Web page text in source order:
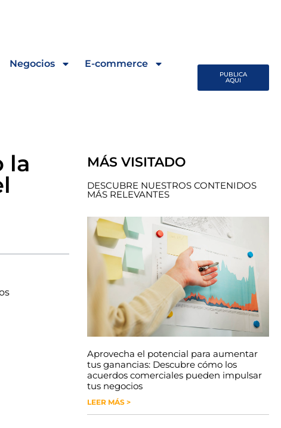
Negocios E-commerce
PUBLICA
AQUI
la
MÁS VISITADO
DESCUBRE NUESTROS CONTENIDOS
MÁS RELEVANTES
Aprovecha el potencial para aumentar
tus ganancias: Descubre cómo los
acuerdos comerciales pueden impulsar
tus negocios
LEER MÁS >